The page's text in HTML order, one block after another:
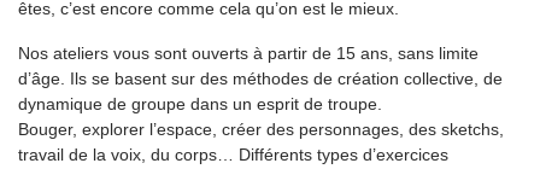
êtes, c’est encore comme cela qu’on est le mieux.
Nos ateliers vous sont ouverts à partir de 15 ans, sans limite
d’âge. Ils se basent sur des méthodes de création collective, de
dynamique de groupe dans un esprit de troupe.
Bouger, explorer l’espace, créer des personnages, des sketchs,
travail de la voix, du corps… Différents types d’exercices